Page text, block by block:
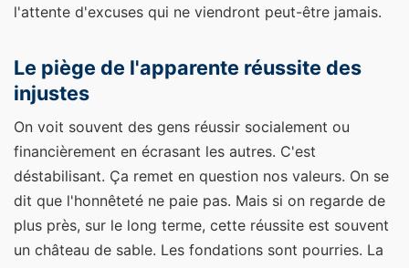
l'attente d'excuses qui ne viendront peut-être jamais.
Le piège de l'apparente réussite des
injustes
On voit souvent des gens réussir socialement ou
financièrement en écrasant les autres. C'est
déstabilisant. Ça remet en question nos valeurs. On se
dit que l'honnêteté ne paie pas. Mais si on regarde de
plus près, sur le long terme, cette réussite est souvent
un château de sable. Les fondations sont pourries. La